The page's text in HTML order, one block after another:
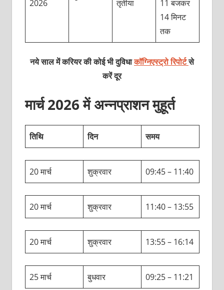
2026
तृतीया
11 बजकर
14 मिनट
तक
नये साल में करियर की कोई भी दुविधाकॉग्निएस्ट्रो रिपोर्टसे
करें दूर
मार्च 2026 में अन्‍नप्राशन मुहूर्त
तिथि दिन समय
20 मार्च शुक्रवार 09:45 – 11:40
20 मार्च शुक्रवार 11:40 – 13:55
20 मार्च शुक्रवार 13:55 – 16:14
25 मार्च बुधवार 09:25 – 11:21